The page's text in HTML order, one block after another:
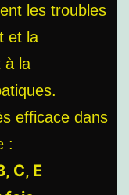
les troubles
et la
à la
efficace dans
:
C, E